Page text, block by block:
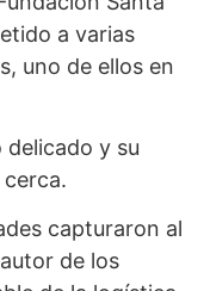
a varias
uno de ellos en
delicado y su
capturaron al
de los